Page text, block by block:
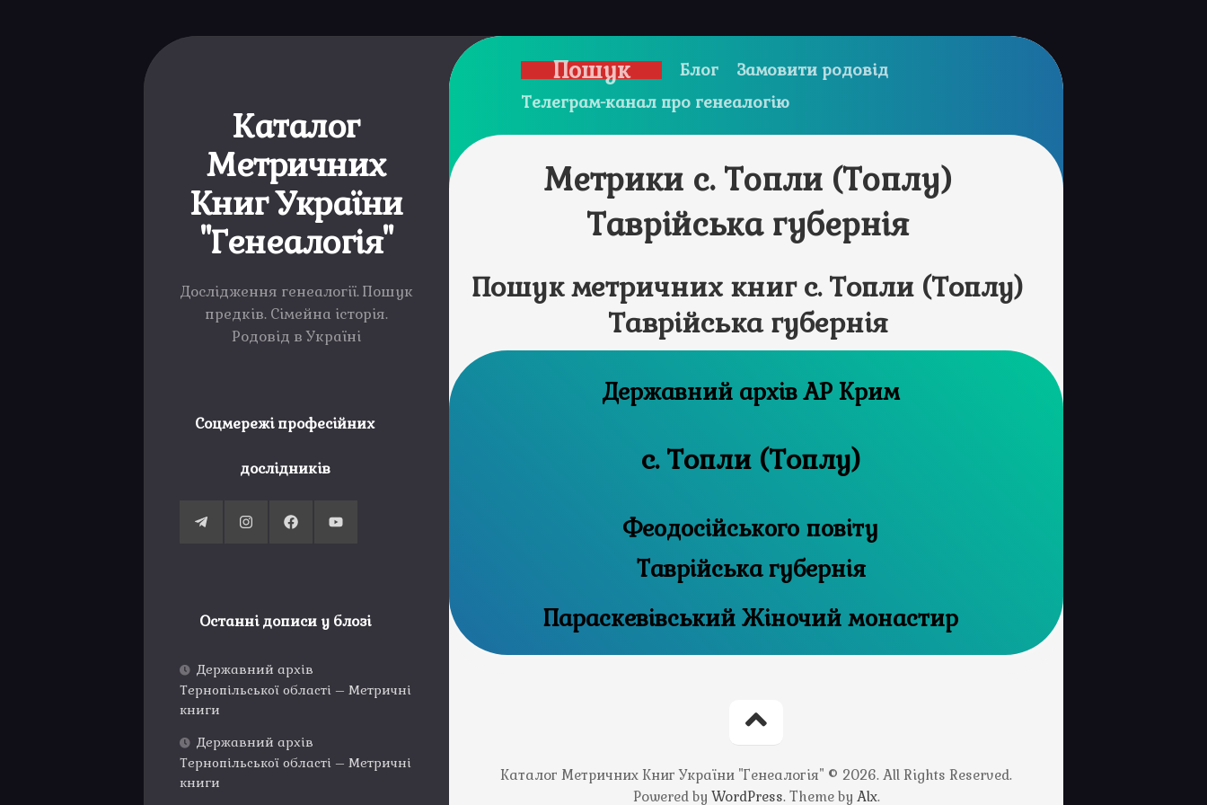
Каталог
Метричних
Книг України
"Генеалогія"
Дослідження генеалогії. Пошук
предків. Сімейна історія.
Родовід в Україні
Соцмережі професійних
дослідників
Останні дописи у блозі
Державний архів
Тернопільської області – Метричні
книги
Державний архів
Тернопільської області – Метричні
книги
Пошук Блог
Замовити родовід
Телеграм-канал про генеалогію
Метрики с. Топли (Топлу)
Таврійська губернія
Пошук метричних книг с. Топли (Топлу)
Таврійська губернія
Державний архів АР Крим
с. Топли (Топлу)
Феодосійського повіту
Таврійська губернія
Параскевівський Жіночий монастир
Каталог Метричних Книг України "Генеалогія" © 2026. All Rights Reserved.
Powered by WordPress. Theme by Alx.